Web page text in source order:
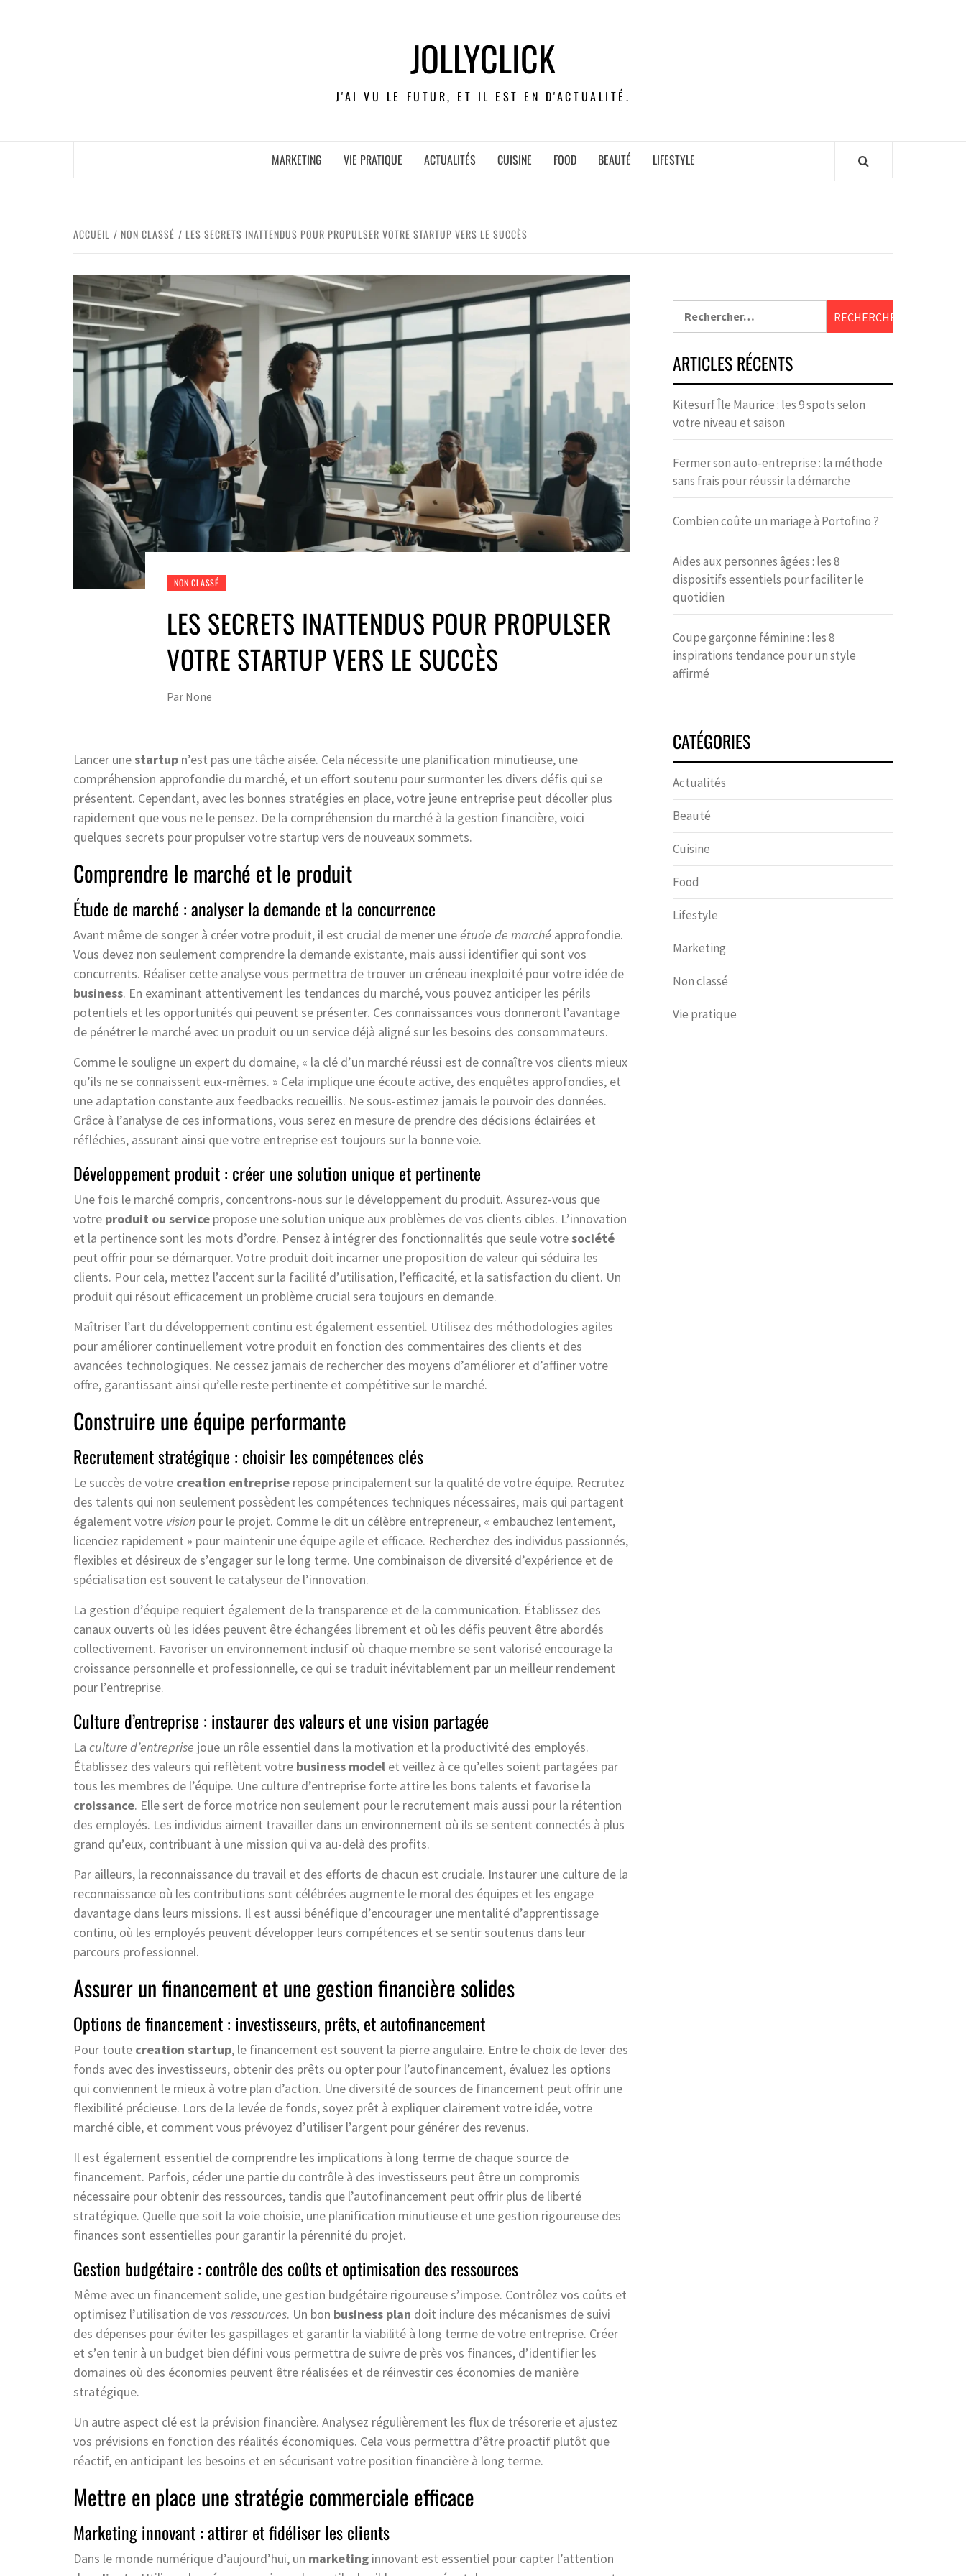
JOLLYCLICK
J'AI VU LE FUTUR, ET IL EST EN D'ACTUALITÉ.
MARKETING VIE PRATIQUE ACTUALITÉS CUISINE FOOD BEAUTÉ LIFESTYLE
ACCUEIL NON CLASSÉ LES SECRETS INATTENDUS POUR PROPULSER VOTRE STARTUP VERS LE SUCCÈS
NON CLASSÉ
LES SECRETS INATTENDUS POUR PROPULSER
VOTRE STARTUP VERS LE SUCCÈS
Par None
Lancer unestartup n’est pas une tâche aisée. Cela nécessite une planification minutieuse, une
compréhension approfondie du marché, et un effort soutenu pour surmonter les divers défis qui se
présentent. Cependant, avec les bonnes stratégies en place, votre jeune entreprise peut décoller plus
rapidement que vous ne le pensez. De la compréhension du marché à la gestion financière, voici
quelques secrets pour propulser votre startup vers de nouveaux sommets.
Comprendre le marché et le produit
Étude de marché : analyser la demande et la concurrence
Avant même de songer à créer votre produit, il est crucial de mener uneétude de marché approfondie.
Vous devez non seulement comprendre la demande existante, mais aussi identifier qui sont vos
concurrents. Réaliser cette analyse vous permettra de trouver un créneau inexploité pour votre idée de
business. En examinant attentivement les tendances du marché, vous pouvez anticiper les périls
potentiels et les opportunités qui peuvent se présenter. Ces connaissances vous donneront l’avantage
de pénétrer le marché avec un produit ou un service déjà aligné sur les besoins des consommateurs.
Comme le souligne un expert du domaine, « la clé d’un marché réussi est de connaître vos clients mieux
qu’ils ne se connaissent eux-mêmes. » Cela implique une écoute active, des enquêtes approfondies, et
une adaptation constante aux feedbacks recueillis. Ne sous-estimez jamais le pouvoir des données.
Grâce à l’analyse de ces informations, vous serez en mesure de prendre des décisions éclairées et
réfléchies, assurant ainsi que votre entreprise est toujours sur la bonne voie.
Développement produit : créer une solution unique et pertinente
Une fois le marché compris, concentrons-nous sur le développement du produit. Assurez-vous que
votre produit ou service propose une solution unique aux problèmes de vos clients cibles. L’innovation
et la pertinence sont les mots d’ordre. Pensez à intégrer des fonctionnalités que seule votresociété
peut offrir pour se démarquer. Votre produit doit incarner une proposition de valeur qui séduira les
clients. Pour cela, mettez l’accent sur la facilité d’utilisation, l’efficacité, et la satisfaction du client. Un
produit qui résout efficacement un problème crucial sera toujours en demande.
Maîtriser l’art du développement continu est également essentiel. Utilisez des méthodologies agiles
pour améliorer continuellement votre produit en fonction des commentaires des clients et des
avancées technologiques. Ne cessez jamais de rechercher des moyens d’améliorer et d’affiner votre
offre, garantissant ainsi qu’elle reste pertinente et compétitive sur le marché.
Construire une équipe performante
Recrutement stratégique : choisir les compétences clés
Le succès de votre creation entreprise repose principalement sur la qualité de votre équipe. Recrutez
des talents qui non seulement possèdent les compétences techniques nécessaires, mais qui partagent
également votre vision pour le projet. Comme le dit un célèbre entrepreneur, « embauchez lentement,
licenciez rapidement » pour maintenir une équipe agile et efficace. Recherchez des individus passionnés,
flexibles et désireux de s’engager sur le long terme. Une combinaison de diversité d’expérience et de
spécialisation est souvent le catalyseur de l’innovation.
La gestion d’équipe requiert également de la transparence et de la communication. Établissez des
canaux ouverts où les idées peuvent être échangées librement et où les défis peuvent être abordés
collectivement. Favoriser un environnement inclusif où chaque membre se sent valorisé encourage la
croissance personnelle et professionnelle, ce qui se traduit inévitablement par un meilleur rendement
pour l’entreprise.
Culture d’entreprise : instaurer des valeurs et une vision partagée
La culture d’entreprise joue un rôle essentiel dans la motivation et la productivité des employés.
Établissez des valeurs qui reflètent votre business model et veillez à ce qu’elles soient partagées par
tous les membres de l’équipe. Une culture d’entreprise forte attire les bons talents et favorise la
croissance. Elle sert de force motrice non seulement pour le recrutement mais aussi pour la rétention
des employés. Les individus aiment travailler dans un environnement où ils se sentent connectés à plus
grand qu’eux, contribuant à une mission qui va au-delà des profits.
Par ailleurs, la reconnaissance du travail et des efforts de chacun est cruciale. Instaurer une culture de la
reconnaissance où les contributions sont célébrées augmente le moral des équipes et les engage
davantage dans leurs missions. Il est aussi bénéfique d’encourager une mentalité d’apprentissage
continu, où les employés peuvent développer leurs compétences et se sentir soutenus dans leur
parcours professionnel.
Assurer un financement et une gestion financière solides
Options de financement : investisseurs, prêts, et autofinancement
Pour toute creation startup, le financement est souvent la pierre angulaire. Entre le choix de lever des
fonds avec des investisseurs, obtenir des prêts ou opter pour l’autofinancement, évaluez les options
qui conviennent le mieux à votre plan d’action. Une diversité de sources de financement peut offrir une
flexibilité précieuse. Lors de la levée de fonds, soyez prêt à expliquer clairement votre idée, votre
marché cible, et comment vous prévoyez d’utiliser l’argent pour générer des revenus.
Il est également essentiel de comprendre les implications à long terme de chaque source de
financement. Parfois, céder une partie du contrôle à des investisseurs peut être un compromis
nécessaire pour obtenir des ressources, tandis que l’autofinancement peut offrir plus de liberté
stratégique. Quelle que soit la voie choisie, une planification minutieuse et une gestion rigoureuse des
finances sont essentielles pour garantir la pérennité du projet.
Gestion budgétaire : contrôle des coûts et optimisation des ressources
Même avec un financement solide, une gestion budgétaire rigoureuse s’impose. Contrôlez vos coûts et
optimisez l’utilisation de vos ressources. Un bon business plan doit inclure des mécanismes de suivi
des dépenses pour éviter les gaspillages et garantir la viabilité à long terme de votre entreprise. Créer
et s’en tenir à un budget bien défini vous permettra de suivre de près vos finances, d’identifier les
domaines où des économies peuvent être réalisées et de réinvestir ces économies de manière
stratégique.
Un autre aspect clé est la prévision financière. Analysez régulièrement les flux de trésorerie et ajustez
vos prévisions en fonction des réalités économiques. Cela vous permettra d’être proactif plutôt que
réactif, en anticipant les besoins et en sécurisant votre position financière à long terme.
Mettre en place une stratégie commerciale efficace
Marketing innovant : attirer et fidéliser les clients
Dans le monde numérique d’aujourd’hui, un marketing innovant est essentiel pour capter l’attention
ARTICLES RÉCENTS
Kitesurf Île Maurice : les 9 spots selon
votre niveau et saison
Fermer son auto-entreprise : la méthode
sans frais pour réussir la démarche
Combien coûte un mariage à Portofino ?
Aides aux personnes âgées : les 8
dispositifs essentiels pour faciliter le
quotidien
Coupe garçonne féminine : les 8
inspirations tendance pour un style
affirmé
CATÉGORIES
Actualités
Beauté
Cuisine
Food
Lifestyle
Marketing
Non classé
Vie pratique